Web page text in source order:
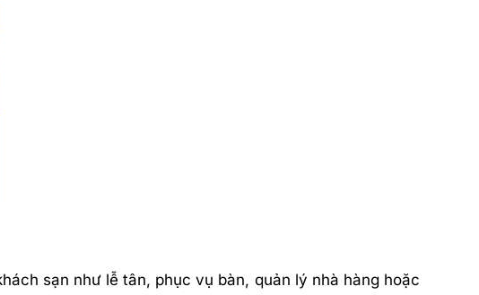
sạn như lễ tân, phục vụ bàn, quản lý nhà hàng hoặc